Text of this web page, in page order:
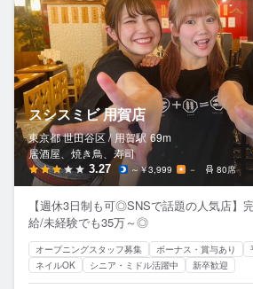
スシスミビ 用賀店
東京都 世田谷区 / 用賀駅 69m
居酒屋、焼き鳥、寿司
3.27 ～￥3,999 － 80席
【週休3日制も可◎SNSで話題の人気店】
給/未経験でも35万～◎
オープニングスタッフ募集 ボーナス・賞与あり
ネイルOK
シニア・ミドル活躍中 新卒歓迎